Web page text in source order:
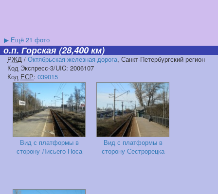
▶ Ещё 21 фото
о.п. Горская(28,400 км)
РЖД / Октябрьская железная дорога, Санкт-Петербургский регион
Код Экспресс-3/UIC: 2006107
Код ЕСР: 039015
Вид с платформы в
сторону Лисьего Носа
Вид с платформы в
сторону Сестрорецка